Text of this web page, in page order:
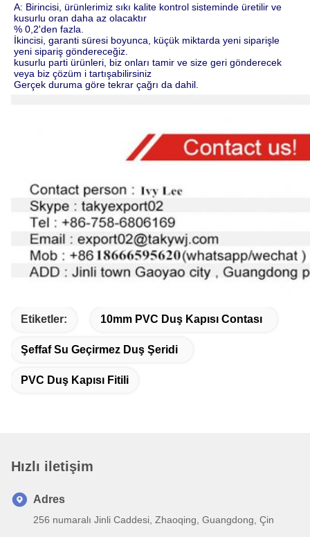
A: Birincisi, ürünlerimiz sıkı kalite kontrol sisteminde üretilir ve
kusurlu oran daha az olacaktır
% 0,2'den fazla.
İkincisi, garanti süresi boyunca, küçük miktarda yeni siparişle
yeni sipariş göndereceğiz.
kusurlu parti ürünleri, biz onları tamir ve size geri gönderecek
veya biz çözüm i tartışabilirsiniz
Gerçek duruma göre tekrar çağrı da dahil.
Etiketler: 10mm PVC Duş Kapısı Contası
Şeffaf Su Geçirmez Duş Şeridi
PVC Duş Kapısı Fitili
Hızlı iletişim
Adres
256 numaralı Jinli Caddesi, Zhaoqing, Guangdong, Çin